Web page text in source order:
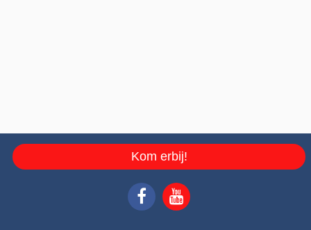
Kom erbij!